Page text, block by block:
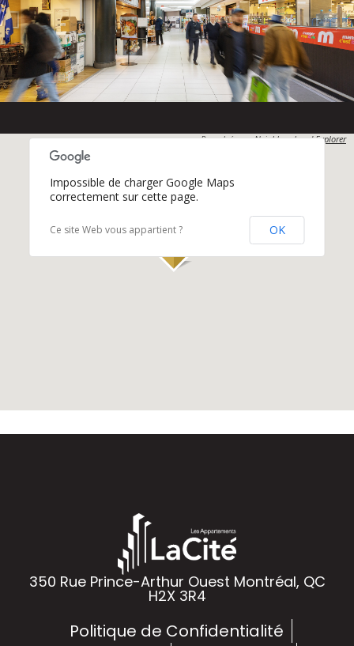
Propulsés parNeighbourhood Explorer
Impossible de charger Google Maps
correctement sur cette page.
Ce site Web vous appartient ? OK
350 Rue Prince-Arthur Ouest Montréal, QC
H2X 3R4
Politique de Confidentialité